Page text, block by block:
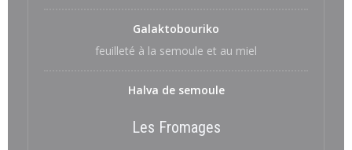
Galaktobouriko
feuilleté à la semoule et au miel
Halva de semoule
Les Fromages